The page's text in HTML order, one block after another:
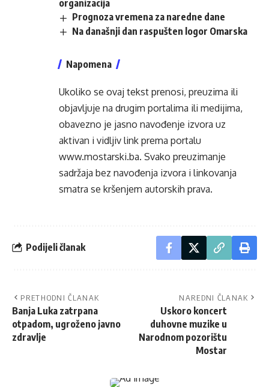
organizacija
Prognoza vremena za naredne dane
Na današnji dan raspušten logor Omarska
Napomena
Ukoliko se ovaj tekst prenosi, preuzima ili
objavljuje na drugim portalima ili medijima,
obavezno je jasno navođenje izvora uz
aktivan i vidljiv link prema portalu
www.mostarski.ba. Svako preuzimanje
sadržaja bez navođenja izvora i linkovanja
smatra se kršenjem autorskih prava.
Podijeli članak
PRETHODNI ČLANAK
Banja Luka zatrpana
otpadom, ugroženo javno
zdravlje
NAREDNI ČLANAK
Uskoro koncert
duhovne muzike u
Narodnom pozorištu
Mostar